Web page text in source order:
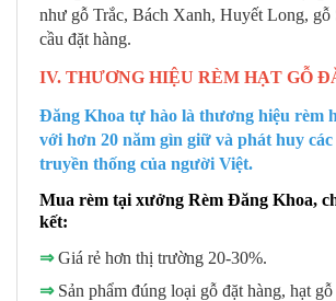
như gỗ Trắc, Bách Xanh, Huyết Long, gỗ
cầu đặt hàng.
IV. THƯƠNG HIỆU RÈM HẠT GỖ
Đăng Khoa tự hào là thương hiệu rèm
với hơn 20 năm gìn giữ và phát huy các
truyền thống của người Việt.
Mua rèm tại xưởng Rèm Đăng Khoa,
kết:
⇒Giá rẻ hơn thị trường 20-30%.
⇒Sản phẩm đúng loại gỗ đặt hàng, hạt